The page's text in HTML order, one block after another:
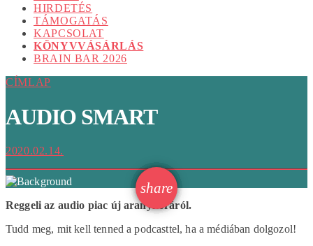
HIRDETÉS
TÁMOGATÁS
KAPCSOLAT
KÖNYVVÁSÁRLÁS
BRAIN BAR 2026
CÍMLAP
AUDIO SMART
2020.02.14.
share
email
Reggeli az audio piac új aranykoráról.
Tudd meg, mit kell tenned a podcasttel, ha a médiában dolgozol!